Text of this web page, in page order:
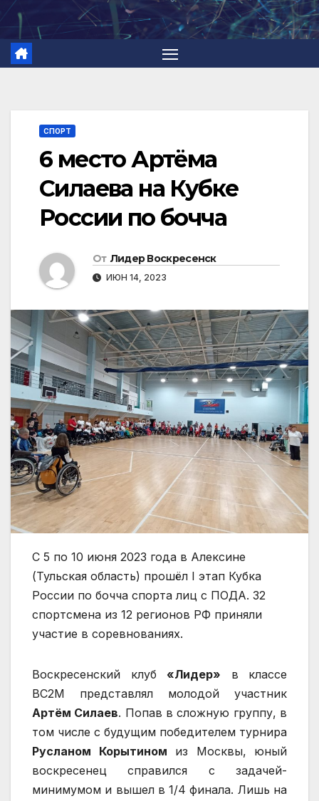
Перейти
содержимому
СПОРТ
6 место Артёма
Силаева на Кубке
России по бочча
От Лидер Воскресенск
ИЮН 14, 2023
С 5 по 10 июня 2023 года в Алексине
(Тульская область) прошёл I этап Кубка
России по бочча спорта лиц с ПОДА. 32
спортсмена из 12 регионов РФ приняли
участие в соревнованиях.
Воскресенский клуб «Лидер» в классе
ВС2М представлял молодой участник
Артём Силаев. Попав в сложную группу, в
том числе с будущим победителем турнира
Русланом Корытином из Москвы, юный
воскресенец справился с задачей-
минимумом и вышел в 1/4 финала. Лишь на